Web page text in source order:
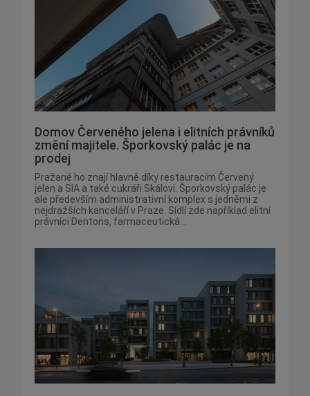
Domov Červeného jelena i elitních právníků
změní majitele. Šporkovský palác je na
prodej
Pražané ho znají hlavně díky restauracím Červený
jelen a SIA a také cukráři Skálovi. Šporkovský palác je
ale především administrativní komplex s jedněmi z
nejdražších kanceláří v Praze. Sídlí zde například elitní
právníci Dentons, farmaceutická...